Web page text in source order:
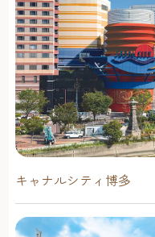
キャナルシティ博多